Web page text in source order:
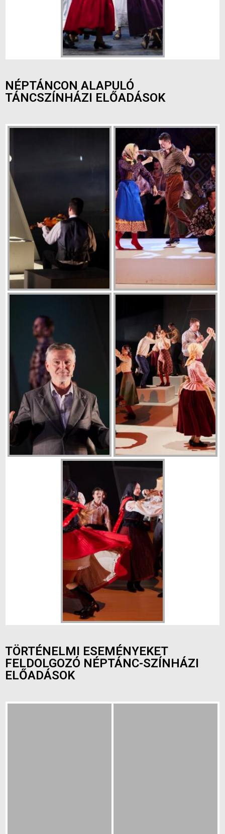
NÉPTÁNCON ALAPULÓ
TÁNCSZÍNHÁZI ELŐADÁSOK
TÖRTÉNELMI ESEMÉNYEKET
FELDOLGOZÓ NÉPTÁNC-SZÍNHÁZI
ELŐADÁSOK